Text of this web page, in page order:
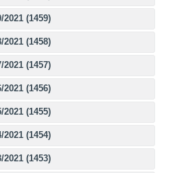
2021 (1459)
2021 (1458)
2021 (1457)
2021 (1456)
2021 (1455)
2021 (1454)
2021 (1453)